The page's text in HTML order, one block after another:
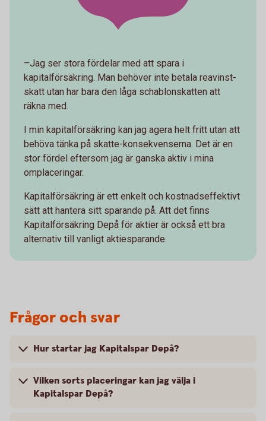
–Jag ser stora fördelar med att spara i
kapitalförsäkring. Man behöver inte betala reavinst-
skatt utan har bara den låga schablonskatten att
räkna med.
I min kapitalförsäkring kan jag agera helt fritt utan att
behöva tänka på skatte-konsekvenserna. Det är en
stor fördel eftersom jag är ganska aktiv i mina
omplaceringar.
Kapitalförsäkring är ett enkelt och kostnadseffektivt
sätt att hantera sitt sparande på. Att det finns
Kapitalförsäkring Depå för aktier är också ett bra
alternativ till vanligt aktiesparande.
Frågor och svar
Hur startar jag Kapitalspar Depå?
Vilken sorts placeringar kan jag välja i
Kapitalspar Depå?